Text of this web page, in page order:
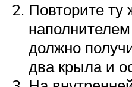
Повторите ту
должно
два крыла и